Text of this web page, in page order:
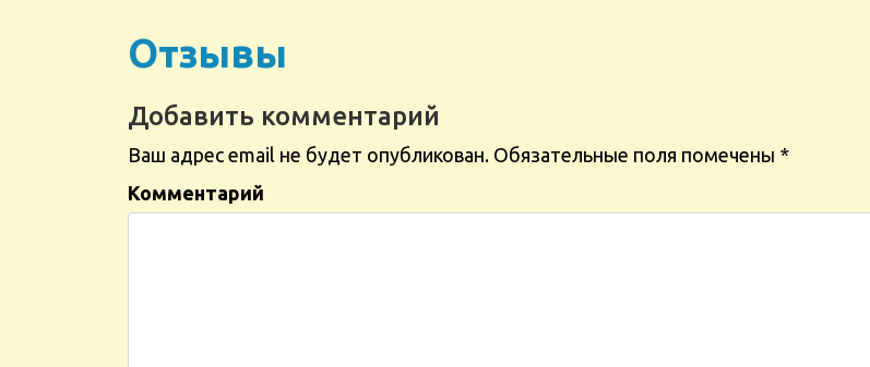
Отзывы
Добавить комментарий
Ваш адрес email не будет опубликован. Обязательные поля помечены *
Комментарий